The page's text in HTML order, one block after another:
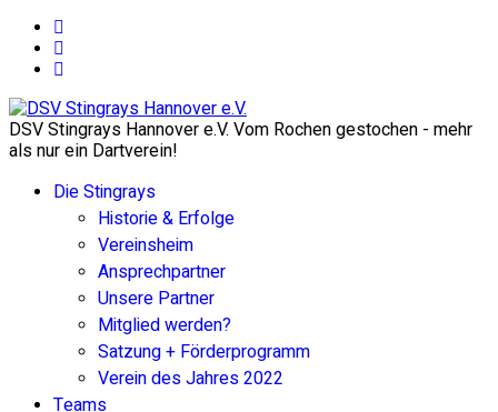
DSV Stingrays Hannover e.V. Vom Rochen gestochen - mehr
als nur ein Dartverein!
Die Stingrays
Historie & Erfolge
Vereinsheim
Ansprechpartner
Unsere Partner
Mitglied werden?
Satzung + Förderprogramm
Verein des Jahres 2022
Teams